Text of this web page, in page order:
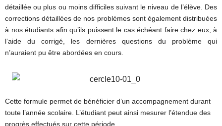
détaillée ou plus ou moins difficiles suivant le niveau de l’élève. Des
corrections détaillées de nos problèmes sont également distribuées
à nos étudiants afin qu’ils puissent le cas échéant faire chez eux, à
l’aide du corrigé, les dernières questions du problème qui
n’auraient pu être abordées en cours.
Cette formule permet de bénéficier d’un accompagnement durant
toute l’année scolaire. L’étudiant peut ainsi mesurer l’étendue des
progrès effectués sur cette période.